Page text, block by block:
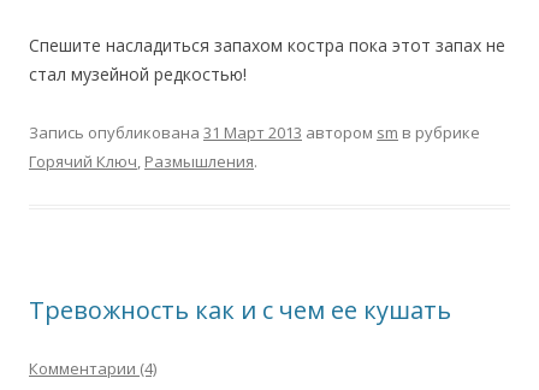
Спешите насладиться запахом костра пока этот запах не
стал музейной редкостью!
Запись опубликована 31 Март 2013 автором sm в рубрике
Горячий Ключ, Размышления.
Тревожность как и с чем ее кушать
Комментарии (4)